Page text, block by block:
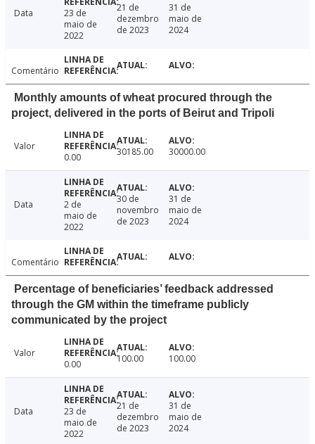
Data
23 de
maio de
2022
21 de
dezembro
de 2023
31 de
maio de
2024
Comentário
Monthly amounts of wheat procured through the
project, delivered in the ports of Beirut and Tripoli
Valor
0.00
30185.00 30000.00
Data
2 de
maio de
2022
30 de
novembro
de 2023
31 de
maio de
2024
Comentário
Percentage of beneficiaries’ feedback addressed
through the GM within the timeframe publicly
communicated by the project
Valor
0.00
100.00 100.00
Data
23 de
maio de
2022
21 de
dezembro
de 2023
31 de
maio de
2024